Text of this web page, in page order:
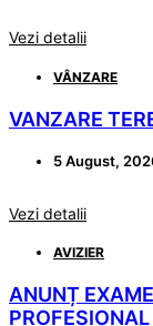
Vezi detalii
VÂNZARE
VANZARE
5 August,
Vezi detalii
AVIZIER
ANUNȚ
PROFESIONAL